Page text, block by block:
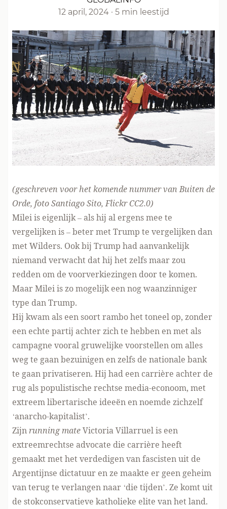
12 april, 2024 · 5 min leestijd
(geschreven voor het komende nummer van Buiten de
Orde, fotoSantiago Sito, FlickrCC2.0)
Milei is eigenlijk – als hij al ergens mee te
vergelijken is – beter met Trump te vergelijken dan
met Wilders. Ook bij Trump had aanvankelijk
niemand verwacht dat hij het zelfs maar zou
redden om de voorverkiezingen door te komen.
Maar Milei is zo mogelijk een nog waanzinniger
type dan Trump.
Hij kwam als een soort rambo het toneel op, zonder
een echte partij achter zich te hebben en met als
campagne vooral gruwelijke voorstellen om alles
weg te gaan bezuinigen en zelfs de nationale bank
te gaan privatiseren. Hij had een carrière achter de
rug als populistische rechtse media-econoom, met
extreem libertarische ideeën en noemde zichzelf
‘anarcho-kapitalist’.
Zijnrunning mateVictoria Villarruel is een
extreemrechtse advocate die carrière heeft
gemaakt met het verdedigen van fascisten uit de
Argentijnse dictatuur en ze maakte er geen geheim
van terug te verlangen naar ‘die tijden’. Ze komt uit
de stokconservatieve katholieke elite van het land.